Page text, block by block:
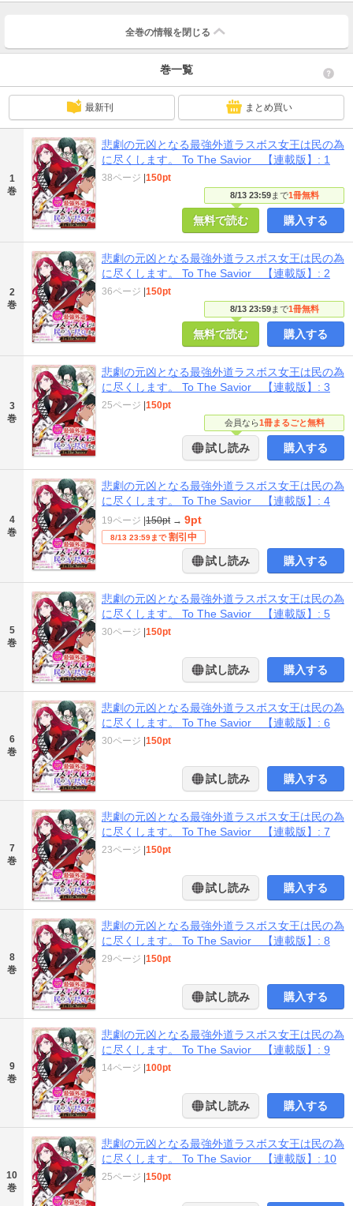
全巻の情報を 閉じる
巻一覧
最新刊 まとめ買い
1
巻
悲劇の元凶となる最強外道ラスボス女王は民の為
に尽くします。 To The Savior 【連載版】: 1
8/13 23:59まで1冊無料
38ページ 150pt
無料で読む 購入する
2
巻
悲劇の元凶となる最強外道ラスボス女王は民の為
に尽くします。 To The Savior 【連載版】: 2
8/13 23:59まで1冊無料
36ページ 150pt
無料で読む 購入する
3
巻
悲劇の元凶となる最強外道ラスボス女王は民の為
に尽くします。 To The Savior 【連載版】: 3
会員なら1冊まるごと無料
25ページ 150pt
試し読み 購入する
4
巻
悲劇の元凶となる最強外道ラスボス女王は民の為
に尽くします。 To The Savior 【連載版】: 4
19ページ 150pt → 9pt
8/13 23:59まで 割引中
試し読み 購入する
5
巻
悲劇の元凶となる最強外道ラスボス女王は民の為
に尽くします。 To The Savior 【連載版】: 5
30ページ 150pt
試し読み 購入する
6
巻
悲劇の元凶となる最強外道ラスボス女王は民の為
に尽くします。 To The Savior 【連載版】: 6
30ページ 150pt
試し読み 購入する
7
巻
悲劇の元凶となる最強外道ラスボス女王は民の為
に尽くします。 To The Savior 【連載版】: 7
23ページ 150pt
試し読み 購入する
8
巻
悲劇の元凶となる最強外道ラスボス女王は民の為
に尽くします。 To The Savior 【連載版】: 8
29ページ 150pt
試し読み 購入する
9
巻
悲劇の元凶となる最強外道ラスボス女王は民の為
に尽くします。 To The Savior 【連載版】: 9
14ページ 100pt
試し読み 購入する
10
巻
悲劇の元凶となる最強外道ラスボス女王は民の為
に尽くします。 To The Savior 【連載版】: 10
25ページ 150pt